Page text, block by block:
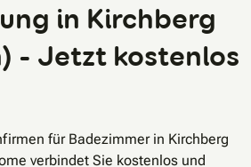
in Kirchberg
- Jetzt kostenlos
für Badezimmer in Kirchberg
verbindet Sie kostenlos und